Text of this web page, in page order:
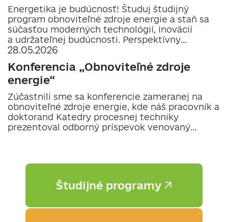
Energetika je budúcnosť! Študuj študijný
program obnoviteľné zdroje energie a staň sa
súčasťou moderných technológií, inovácií
a udržateľnej budúcnosti. Perspektívny
program, skvelé uplatnenie...
28.05.2026
Konferencia „Obnoviteľné zdroje
energie“
Zúčastnili sme sa konferencie zameranej na
obnoviteľné zdroje energie, kde náš pracovník a
doktorand Katedry procesnej techniky
prezentoval odborný príspevok venovaný
Študijné programy